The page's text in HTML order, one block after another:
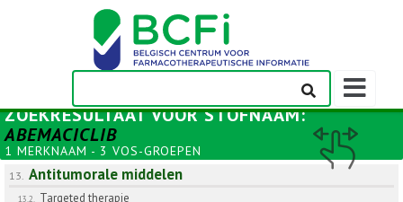
ZOEKRESULTAAT VOORSTOFNAAM:
ABEMACICLIB
1 MERKNAAM - 3 VOS-GROEPEN
13. Antitumorale middelen
13.2. Targeted therapie